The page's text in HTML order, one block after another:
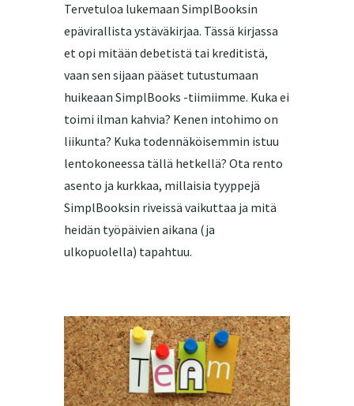
Tervetuloa lukemaan SimplBooksin
epävirallista ystäväkirjaa. Tässä kirjassa
et opi mitään debetistä tai kreditistä,
vaan sen sijaan pääset tutustumaan
huikeaan SimplBooks -tiimiimme. Kuka ei
toimi ilman kahvia? Kenen intohimo on
liikunta? Kuka todennäköisemmin istuu
lentokoneessa tällä hetkellä? Ota rento
asento ja kurkkaa, millaisia tyyppejä
SimplBooksin riveissä vaikuttaa ja mitä
heidän työpäivien aikana (ja
ulkopuolella) tapahtuu.